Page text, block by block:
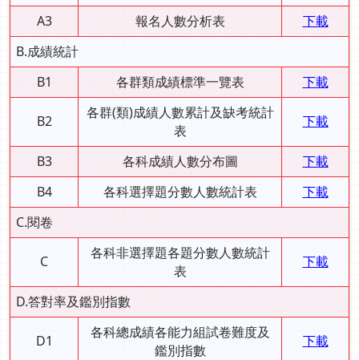
A3
報名人數分析表
下載
B.成績統計
B1
各群類成績標準一覽表 下載
B2
各群(類)成績人數累計及缺考統計
表
下載
B3 各科成績人數分布圖
下載
B4
各科選擇題分數人數統計表
下載
C.閱卷
C
各科非選擇題各題分數人數統計
表
下載
D.答對率及鑑別指數
D1
各科總成績各能力組試卷難度及
鑑別指數
下載